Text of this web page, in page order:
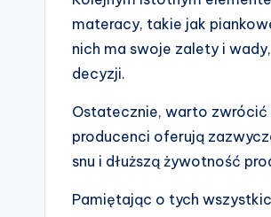
materacy, takie jak
nich ma swoje zalety i
decyzji.
Ostatecznie, warto zwrócić
producenci oferują
snu i dłuższą żywotność
Pamiętając o tych